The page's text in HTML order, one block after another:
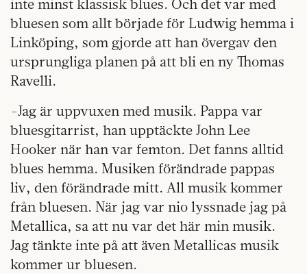
inte minst klassisk blues. Och det var med
bluesen som allt började för Ludwig hemma i
Linköping, som gjorde att han övergav den
ursprungliga planen på att bli en ny Thomas
Ravelli.
-Jag är uppvuxen med musik. Pappa var
bluesgitarrist, han upptäckte John Lee
Hooker när han var femton. Det fanns alltid
blues hemma. Musiken förändrade pappas
liv, den förändrade mitt. All musik kommer
från bluesen. När jag var nio lyssnade jag på
Metallica, sa att nu var det här min musik.
Jag tänkte inte på att även Metallicas musik
kommer ur bluesen.